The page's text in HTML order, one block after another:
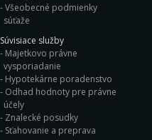
Všeobecné podmienky
súťaže
Súvisiace služby
Majetkovo právne
vysporiadanie
Hypotekárne poradenstvo
Odhad hodnoty pre právne
účely
Znalecké posudky
Sťahovanie a preprava